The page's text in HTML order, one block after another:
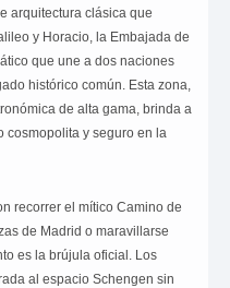
arquitectura clásica que
y Horacio, la Embajada de
que une a dos naciones
histórico común. Esta zona,
de alta gama, brinda a
cosmopolita y seguro en la
recorrer el mítico Camino de
de Madrid o maravillarse
es la brújula oficial. Los
al espacio Schengen sin